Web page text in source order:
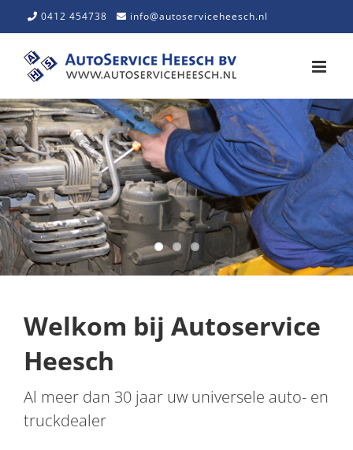
0412 454738 info@autoserviceheesch.nl
Welkom bij Autoservice
Heesch
Al meer dan 30 jaar uw universele auto- en
truckdealer